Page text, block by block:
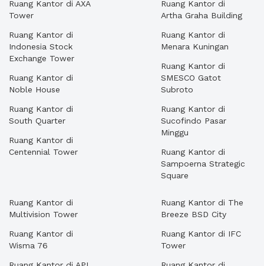
Ruang Kantor di AXA
Tower
Ruang Kantor di
Indonesia Stock
Exchange Tower
Ruang Kantor di
Noble House
Ruang Kantor di
South Quarter
Ruang Kantor di
Centennial Tower
Ruang Kantor di
Artha Graha Building
Ruang Kantor di
Menara Kuningan
Ruang Kantor di
SMESCO Gatot
Subroto
Ruang Kantor di
Sucofindo Pasar
Minggu
Ruang Kantor di
Sampoerna Strategic
Square
Ruang Kantor di
Multivision Tower
Ruang Kantor di
Wisma 76
Ruang Kantor di The
Breeze BSD City
Ruang Kantor di IFC
Tower